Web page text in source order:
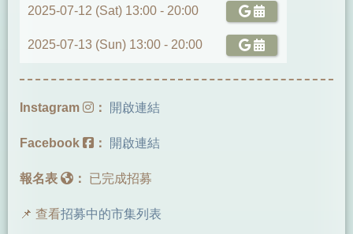
2025-07-12 (Sat) 13:00 - 20:00
2025-07-13 (Sun) 13:00 - 20:00
Instagram ： 開啟連結
Facebook ： 開啟連結
報名表 ： 已完成招募
📌 查看招募中的市集列表